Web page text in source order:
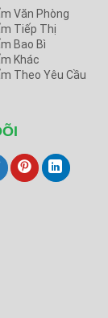
Văn Phòng
Tiếp Thị
Bao Bì
Khác
Theo Yêu Cầu